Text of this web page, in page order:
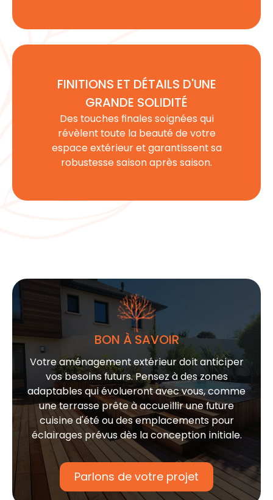
FINITIONS ET DÉTAILS D'UNE
GRANDE SOLIDITÉ
Des touches finales soignées qui
révèlent toute la beauté de votre
espace extérieuret garantissent sa
robustesse saison après saison.
BON À SAVOIR
Votreaménagement extérieurdoit anticiper
vos besoins futurs. Pensez à des zones
adaptables qui évolueront avec vous, comme
uneterrasse prête à accueillir une future
cuisine d'étéou des emplacements pour
éclairagesprévus dès la conception initiale.
Parlons de votre projet